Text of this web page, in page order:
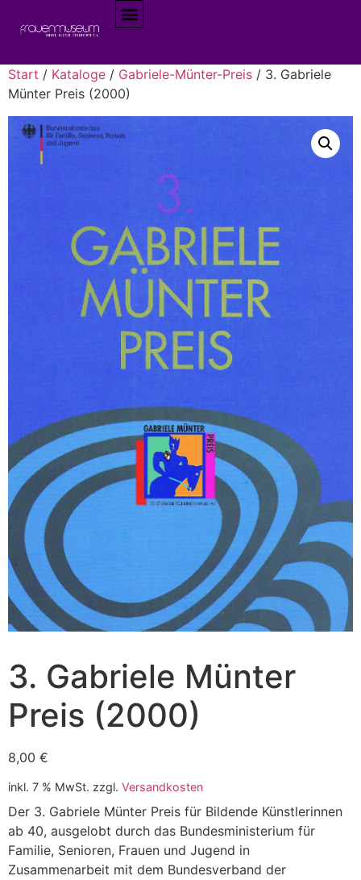
Start / Kataloge / Gabriele-Münter-Preis / 3. Gabriele
Münter Preis (2000)
3. Gabriele Münter
Preis (2000)
8,00 €
inkl. 7 % MwSt. zzgl. Versandkosten
Der 3. Gabriele Münter Preis für Bildende Künstlerinnen
ab 40, ausgelobt durch das Bundesministerium für
Familie, Senioren, Frauen und Jugend in
Zusammenarbeit mit dem Bundesverband der